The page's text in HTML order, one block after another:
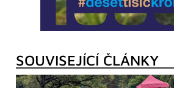
SOUVISEJÍCÍ ČLÁNKY